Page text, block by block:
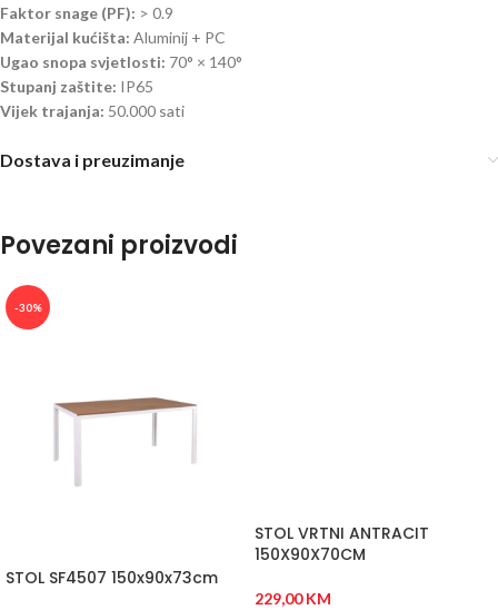
Faktor snage (PF): > 0.9
Materijal kućišta: Aluminij + PC
Ugao snopa svjetlosti: 70° × 140°
Stupanj zaštite: IP65
Vijek trajanja: 50.000 sati
Dostava i preuzimanje
Povezani proizvodi
-30%
STOL SF4507 150x90x73cm
STOL VRTNI ANTRACIT
150X90X70CM
229,00KM